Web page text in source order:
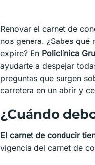
Renovar el carnet de
nos genera. ¿Sabes qué
expire? En Policlínica
ayudarte a despejar
preguntas que surgen
carretera en un abrir y
¿Cuándo
El carnet de conducir
vigencia del carnet de